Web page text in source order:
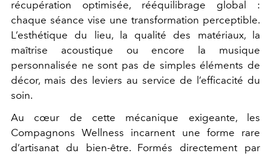
récupération optimisée, rééquilibrage global :
chaque séance vise une transformation perceptible.
L’esthétique du lieu, la qualité des matériaux, la
maîtrise acoustique ou encore la musique
personnalisée ne sont pas de simples éléments de
décor, mais des leviers au service de l’efficacité du
soin.
Au cœur de cette mécanique exigeante, les
Compagnons Wellness incarnent une forme rare
d’artisanat du bien-être. Formés directement par